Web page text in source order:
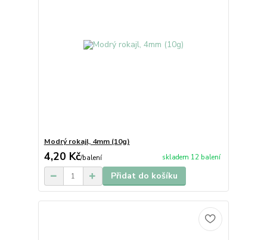
Modrý rokajl, 4mm (10g)
4,20 Kč/balení skladem 12 balení
Přidat do košíku